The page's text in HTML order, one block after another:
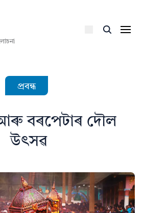
প্ৰবন্ধ
বৰপেটাৰ দৌল
উৎসৱ